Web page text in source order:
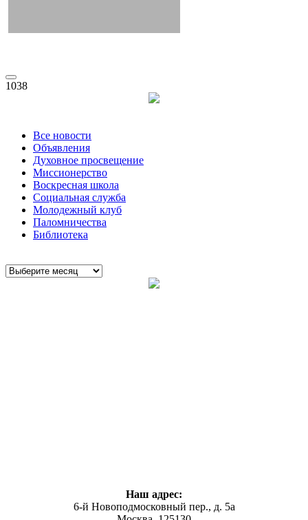
1038
Все новости
Объявления
Духовное просвещение
Миссионерство
Воскресная школа
Социальная служба
Молодежный клуб
Паломничества
Библиотека
Наш адрес:
6-й Новоподмосковный пер., д. 5а